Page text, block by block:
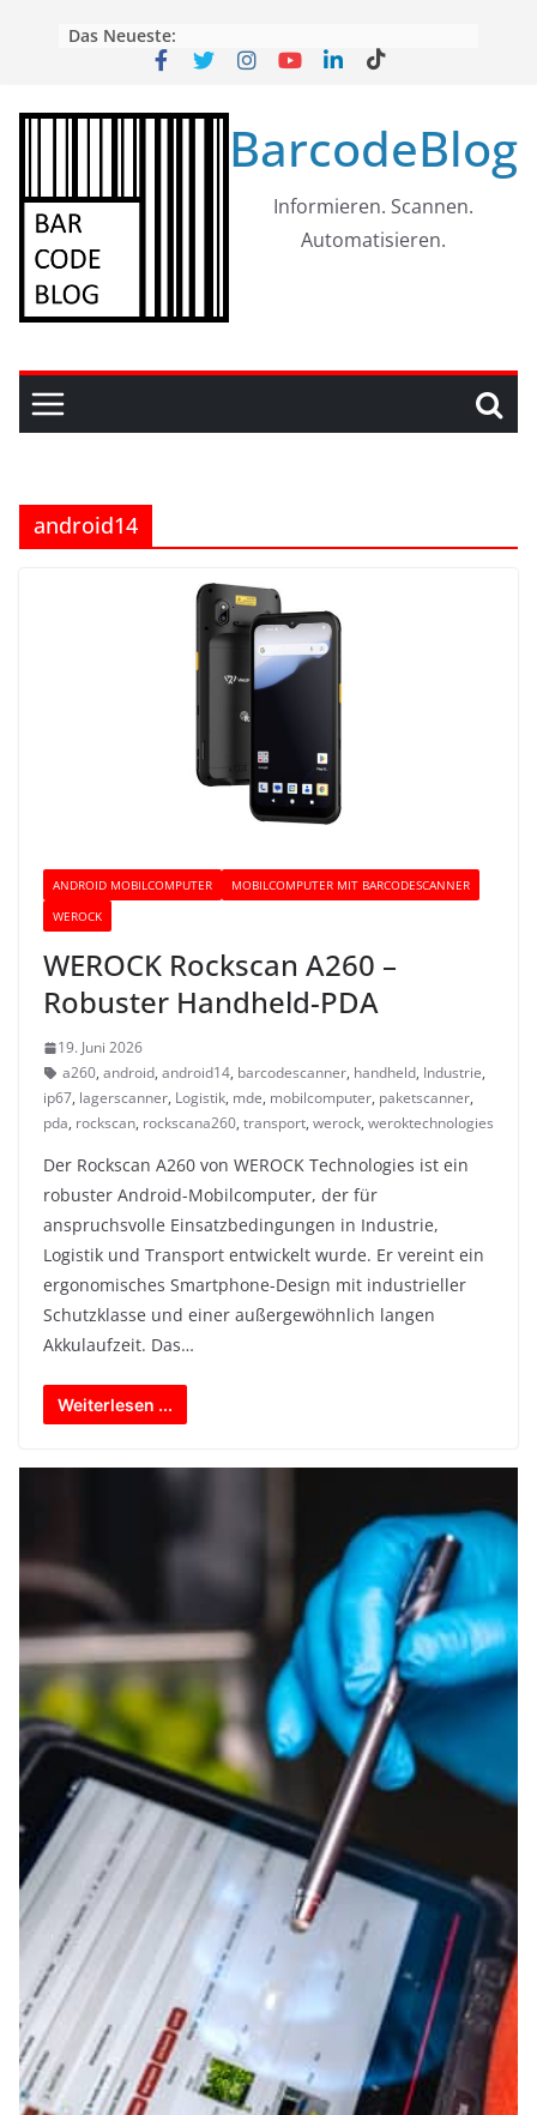
Das Neueste:
BarcodeBlog
Informieren. Scannen.
Automatisieren.
android14
ANDROID MOBILCOMPUTER
MOBILCOMPUTER MIT BARCODESCANNER
WEROCK
WEROCK Rockscan A260 –
Robuster Handheld-PDA
19. Juni 2026
a260, android, android14, barcodescanner, handheld, Industrie,
ip67, lagerscanner, Logistik, mde, mobilcomputer, paketscanner,
pda, rockscan, rockscana260, transport, werock, weroktechnologies
Der Rockscan A260 von WEROCK Technologies ist ein
robuster Android-Mobilcomputer, der für
anspruchsvolle Einsatzbedingungen in Industrie,
Logistik und Transport entwickelt wurde. Er vereint ein
ergonomisches Smartphone-Design mit industrieller
Schutzklasse und einer außergewöhnlich langen
Akkulaufzeit. Das…
Weiterlesen ...